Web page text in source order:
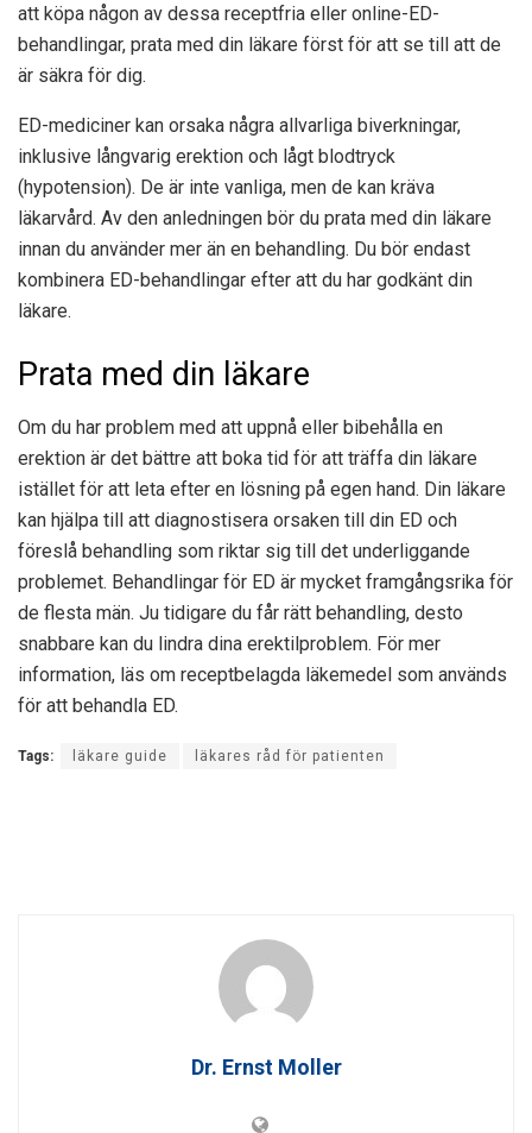
att köpa någon av dessa receptfria eller online-ED-
behandlingar, prata med din läkare först för att se till att de
är säkra för dig.
ED-mediciner kan orsaka några allvarliga biverkningar,
inklusive långvarig erektion och lågt blodtryck
(hypotension). De är inte vanliga, men de kan kräva
läkarvård. Av den anledningen bör du prata med din läkare
innan du använder mer än en behandling. Du bör endast
kombinera ED-behandlingar efter att du har godkänt din
läkare.
Prata med din läkare
Om du har problem med att uppnå eller bibehålla en
erektion är det bättre att boka tid för att träffa din läkare
istället för att leta efter en lösning på egen hand. Din läkare
kan hjälpa till att diagnostisera orsaken till din ED och
föreslå behandling som riktar sig till det underliggande
problemet. Behandlingar för ED är mycket framgångsrika för
de flesta män. Ju tidigare du får rätt behandling, desto
snabbare kan du lindra dina erektilproblem. För mer
information, läs om receptbelagda läkemedel som används
för att behandla ED.
Tags: läkare guide läkares råd för patienten
Dr. Ernst Moller